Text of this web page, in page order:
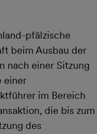
pfälzische
beim Ausbau der
nach einer Sitzung
einer
im Bereich
die bis zum
des